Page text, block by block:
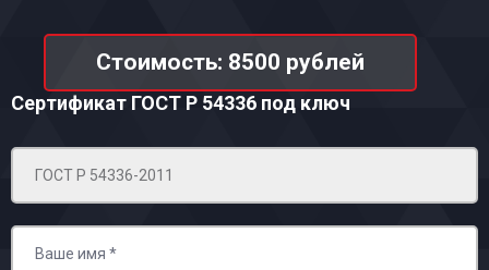
Стоимость: 8500 рублей
Сертификат ГОСТ Р 54336 под ключ